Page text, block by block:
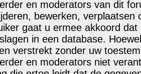
en moderators van dit
bewerken, verplaatsen
gaat u ermee akkoord
in een database.
verstrekt zonder uw
en moderators niet